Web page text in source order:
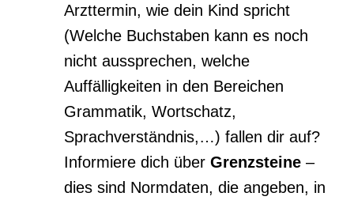
Arzttermin, wie dein Kind spricht
(Welche Buchstaben kann es noch
nicht aussprechen, welche
Auffälligkeiten in den Bereichen
Grammatik, Wortschatz,
Sprachverständnis,…) fallen dir auf?
Informiere dich über Grenzsteine–
dies sind Normdaten, die angeben, in